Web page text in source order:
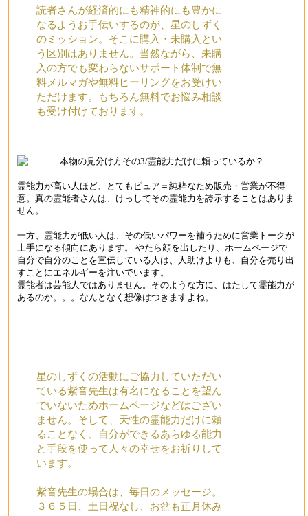
読者さんが経済的にも精神的にも豊かに
なるようお手伝いするのが、星のしずく
のミッション。そこに購入・未購入とい
う区別はありません。当然ながら、未購
入の方でも変わらないサポート体制で無
料メルマガや無料ヒーリングをお受けい
ただけます。もちろん無料でお悩み相談
も受け付けております。
霊能力が高い人ほど、とてもピュア＝純粋なため販売・営業が不得
意。真の霊能者さんは、けっしてその霊能力を誇示することはありま
せん。
一方、霊能力が低い人は、その低いパワーを補うために営業トークが
上手になる傾向にあります。 やたら顔を出したり、ホームページで
自分で自分のことを宣伝している人は、人助けよりも、自分を売り出
すことにエネルギーを注いでいます。
霊能者は芸能人ではありません。そのような方に、はたして霊能力が
あるのか。。。なんとなく想像はつきますよね。
星のしずくの活動にご協力していただい
ている紫音先生は有名になることを望ん
でいないためホームページなどはござい
ません。そして、天性の霊能力だけに頼
ることなく、自分ができるあらゆる能力
と手段を使って人々の幸せをお祈りして
います。
紫音先生の場合は、毎日のメッセージ。
３６５日、土日祝なし、お盆も正月休み